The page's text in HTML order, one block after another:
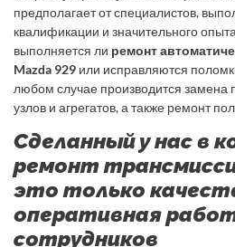
предполагает от специалистов,
квалификации и значительного
выполняется ли ремонт
Mazda 929 или исправляются
любом случае производится замена
узлов и агрегатов, а также ремонт
Сделанный у нас в
ремонт
это только
оперативная
сотрудников